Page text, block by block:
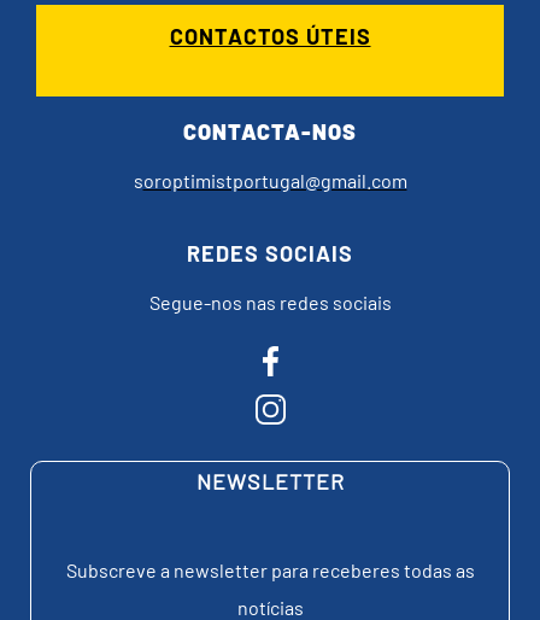
CONTACTOS ÚTEIS
CONTACTA-NOS
soroptimistportugal@gmail.com
REDES SOCIAIS
Segue-nos nas redes sociais
NEWSLETTER
Subscreve a newsletter para receberes todas as
notícias